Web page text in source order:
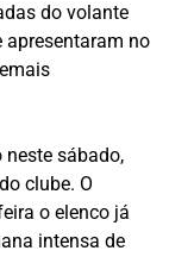
do volante
apresentaram no
sábado,
clube. O
o elenco já
intensa de